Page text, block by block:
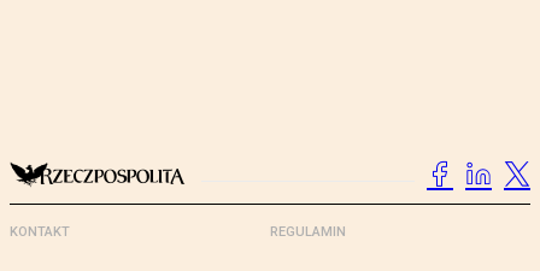
KONTAKT REGULAMIN